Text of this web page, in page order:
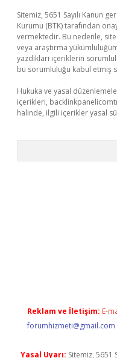
Sitemiz, 5651 Sayılı Kanun
Kurumu (BTK) tarafından
vermektedir. Bu nedenle,
veya araştırma
yazdıkları içeriklerin
bu sorumluluğu kabul etmiş
Hukuka ve yasal
içerikleri,
halinde, ilgili içerikler yasal
Reklam ve İletişim: E-
forumhizmeti@gmail.com
Yasal Uyarı: Sitemiz, 5651